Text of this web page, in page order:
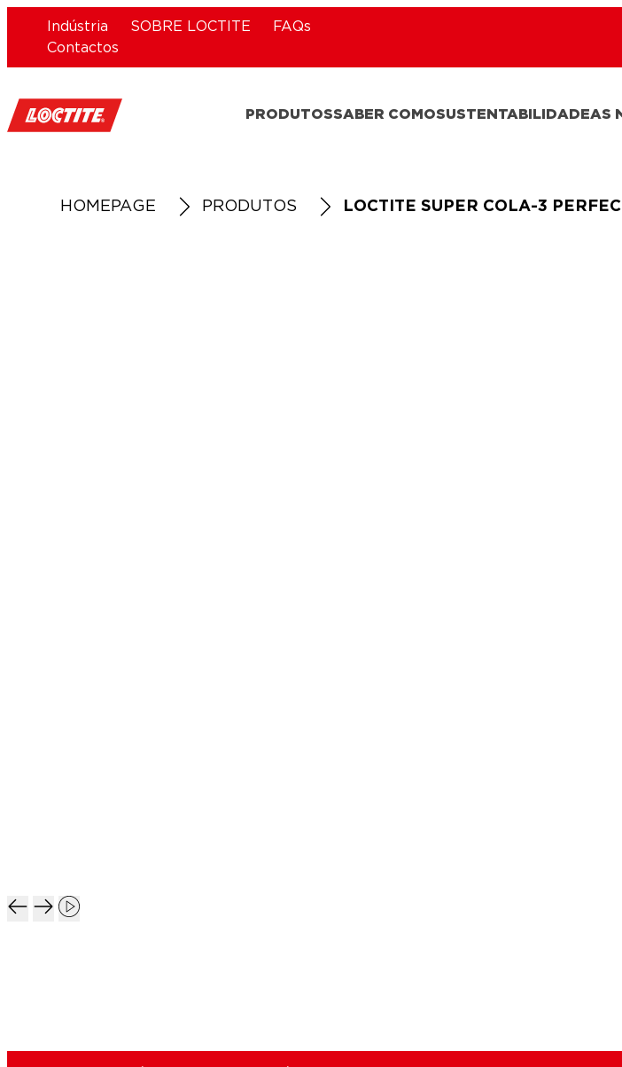
Indústria SOBRE LOCTITE
FAQs
Contactos
PRODUTOSSABER COMOSUSTENTABILIDADEAS
HOMEPAGE PRODUTOS LOCTITE SUPER COLA-3